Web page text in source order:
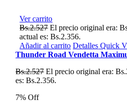
Ver carrito
Bs.2.527 El precio original era:
actual es: Bs.2.356.
Añadir al carrito Detalles Quick
Thunder Road Vendetta
Bs.2.527 El precio original era:
es: Bs.2.356.
7% Off